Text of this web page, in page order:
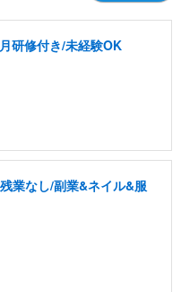
研修付き/未経験OK
業なし/副業&ネイル&服